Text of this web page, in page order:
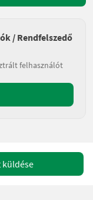
/ Rendfelszedő
felhasználót
küldése